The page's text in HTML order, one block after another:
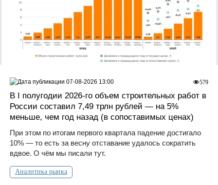
В I полугодии 2026-го объем строительных работ в
России составил 7,49 трлн рублей — на 5%
меньше, чем год назад (в сопоставимых ценах)
При этом по итогам первого квартала падение достигало
10% — то есть за весну отставание удалось сократить
вдвое. О чём мы писали тут.
Аналитика рынка
579
07-08-2026 13:00